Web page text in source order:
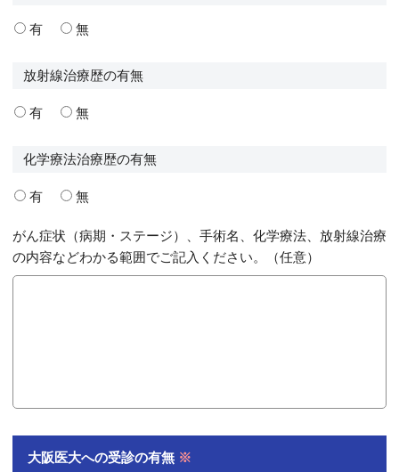
有 無
放射線治療歴の有無
有 無
化学療法治療歴の有無
有 無
がん症状（病期・ステージ）、手術名、化学療法、放射線治療
の内容などわかる範囲でご記入ください。（任意）
大阪医大への受診の有無 ※